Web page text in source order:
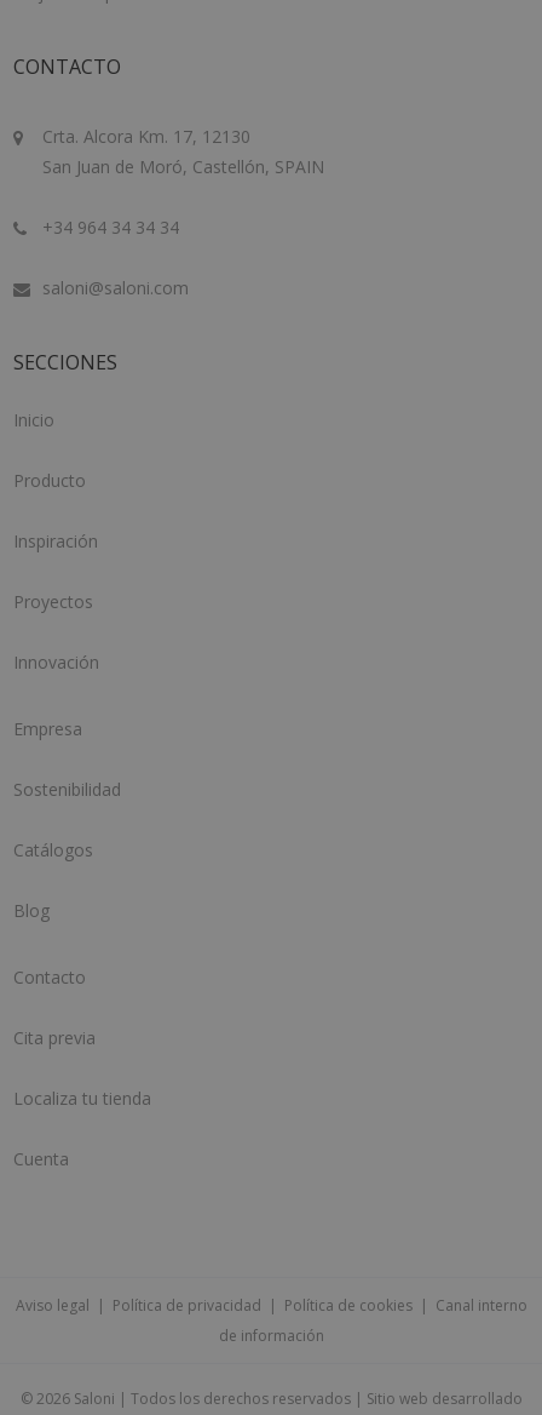
CONTACTO
Crta. Alcora Km. 17, 12130
San Juan de Moró, Castellón, SPAIN
+34 964 34 34 34
saloni@saloni.com
SECCIONES
Inicio
Producto
Inspiración
Proyectos
Innovación
Empresa
Sostenibilidad
Catálogos
Blog
Contacto
Cita previa
Localiza tu tienda
Cuenta
Aviso legal | Política de privacidad | Política de cookies| Canal interno
de información
©2026 Saloni | Todos los derechos reservados | Sitio web desarrollado